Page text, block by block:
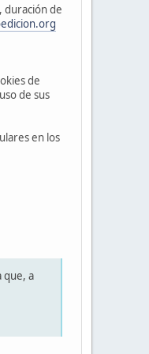
duración de
de
de sus
en los
que, a